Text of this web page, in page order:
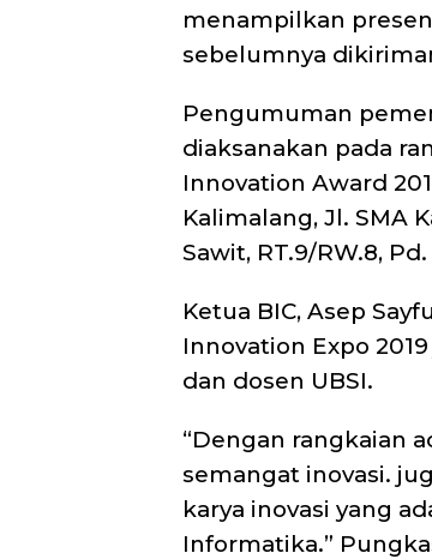
menampilkan
sebelumnya
Pengumuman
diaksanakan pada
Innovation Award
Kalimalang, Jl. SMA
Sawit, RT.9/RW.8,
Ketua BIC, Asep
Innovation Expo
dan dosen UBSI.
“Dengan rangkaian
semangat inovasi.
karya inovasi yang
Informatika.”